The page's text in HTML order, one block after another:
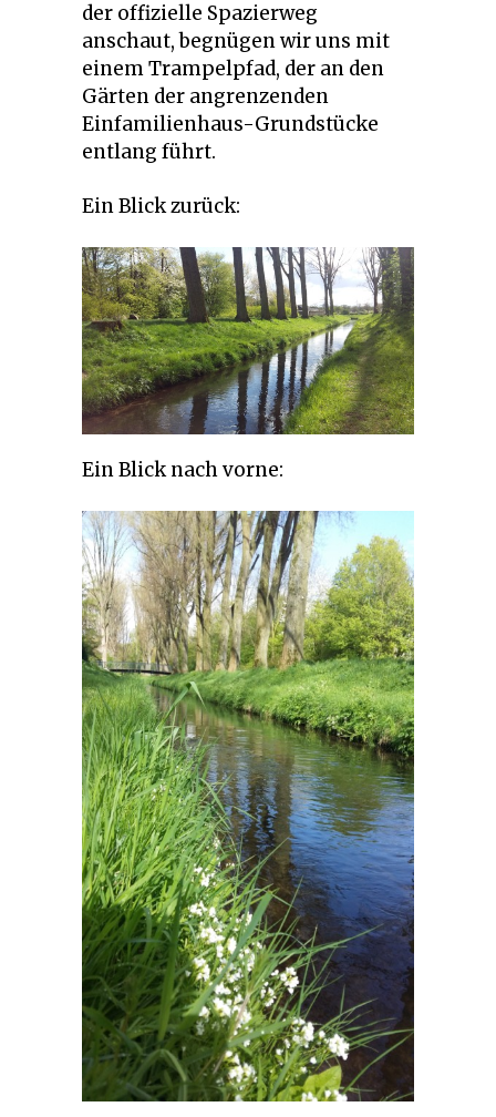
der offizielle Spazierweg
anschaut, begnügen wir uns mit
einem Trampelpfad, der an den
Gärten der angrenzenden
Einfamilienhaus-Grundstücke
entlang führt.
Ein Blick zurück:
Ein Blick nach vorne: